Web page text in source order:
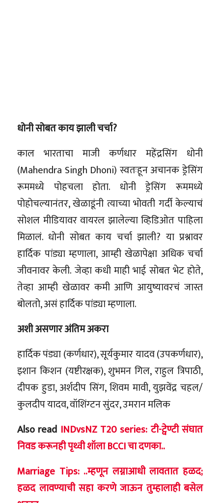
धोनी सोबत काय झाली चर्चा?
काल भारताचा माजी कर्णधार महेंद्रसिंग धोनी
(Mahendra Singh Dhoni) स्वतःहून अचानक ड्रेसिंग
रूममध्ये पोहचला होता. धोनी ड्रेसिंग रूममध्ये
पोहोचल्यानंतर, खेळाडूंनी त्याच्या भोवती गर्दी केल्याचं
सोशल मीडियावर वायरल झालेल्या व्हिडिओत पाहिला
मिळालं. धोनी सोबत काय चर्चा झाली? या प्रश्नावर
हार्दिक पांड्या म्हणाला, आम्ही खेळापेक्षा अधिक चर्चा
जीवनावर केली. जेव्हा कधी माही भाई सोबत भेट होते,
तेव्हा आम्ही खेळावर कमी आणि आयुष्यावरचं जास्त
बोलतो, असं हार्दिक पांड्या म्हणाला.
अशी असणार अंतिम अकरा
हार्दिक पंड्या (कर्णधार), सूर्यकुमार यादव (उपकर्णधार),
इशान किशन (यष्टीरक्षक), शुभमन गिल, राहुल त्रिपाठी,
दीपक हुडा, अर्शदीप सिंग, शिवम मावी, युझवेंद्र चहल/
कुलदीप यादव, वॉशिंग्टन सुंदर, उमरान मलिक
Also read INDvsNZ T20 series: टी-ट्वेण्टी संघात
निवड करूनही पृथ्वी शॉला BCCI चा दणका..
Marriage Tips: ..म्हणून लग्नाआधी लावतात हळद;
हळद लावण्याची सहा करणे जाऊन तुम्हालाही बसेल